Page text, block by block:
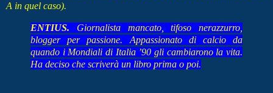
A in quel caso).
ENTIUS. Giornalista mancato, tifoso nerazzurro,
blogger per passione. Appassionato di calcio da
quando i Mondiali di Italia ’90 gli cambiarono la vita.
Ha deciso che scriverà un libro prima o poi.